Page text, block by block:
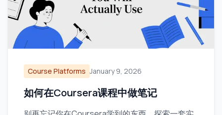
Course Platforms January 9, 2026
如何在Coursera课程中做笔记